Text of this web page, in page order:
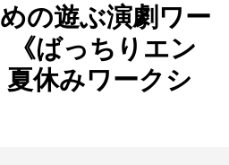
の遊ぶ演劇ワー
《ばっちりエン
休みワークシ